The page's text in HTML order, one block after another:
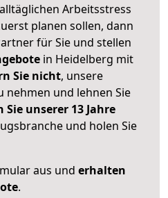
Arbeitsstress
planen sollen, dann
für Sie und stellen
in Heidelberg mit
Sie nicht, unsere
nehmen und lehnen Sie
Sie unserer 13 Jahre
und holen Sie
aus und erhalten
.